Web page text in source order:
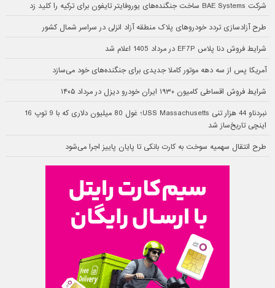
شرکت BAE Systems ساخت جنگنده‌های یوروفایتر تایفون برای ترکیه را کلید زد
طرح آزادسازی تردد خودروهای پلاک منطقه آزاد انزلی در سراسر شمال کشور
شرایط فروش دنا پلاس EF7P در مرداد 1405 اعلام شد
آمریکا پس از سه دهه موتور کاملا جدیدی برای جنگنده‌های خود می‌سازد
شرایط فروش اقساطی کامیون ۱۹۳۰ ایران خودرو دیزل در مرداد ۱۴۰۵
نبردناو 44 هزار تنی USS Massachusetts؛ غول 80 میلیون دلاری که با 9 توپ 16
اینچی تاریخ‌ساز شد
طرح انتقال سهمیه سوخت به کارت بانکی تا پایان پاییز اجرا می‌شود